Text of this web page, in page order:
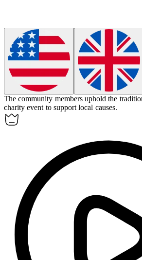
The community members uphold the
charity event to support local causes.